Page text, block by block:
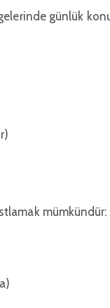
günlük
mümkündür: